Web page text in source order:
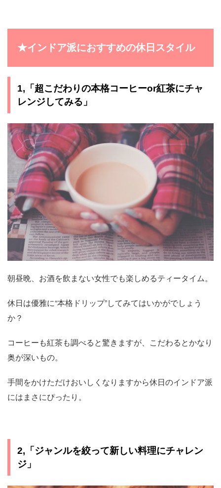
★インドア派におすすめの休日スタイル
1,「超こだわりの本格コーヒーor紅茶にチャ
レンジしてみる」
朝昼晩、お酒を飲まない女性でも楽しめるティータイム。
休日は優雅に“本格ドリップ”してみてはいかがでしょう
か？
コーヒーも紅茶も調べると驚きますが、こだわるとかなり
奥が深いもの。
手間をかけただけおいしくなりますから休日のインドア派
にはまさにぴったり。
2,「ジャンルを絞って新しい料理にチャレン
ジ」